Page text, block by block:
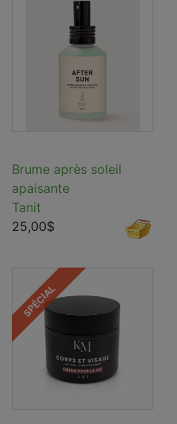
Brume après soleil
apaisante
Tanit
25,00$
SPÉCIAL